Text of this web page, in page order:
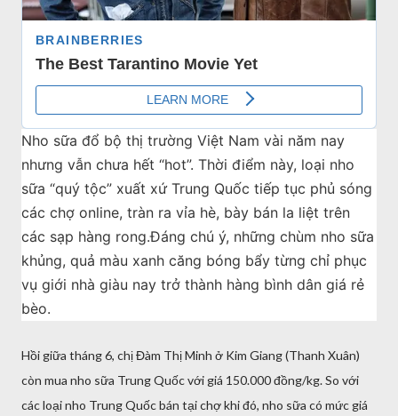
Nho sữa đổ bộ thị trường Việt Nam vài năm nay
nhưng vẫn chưa hết “hot”. Thời điểm này, loại nho
sữa “quý tộc” xuất xứ Trung Quốc tiếp tục phủ sóng
các chợ online, tràn ra vỉa hè, bày bán la liệt trên
các sạp hàng rong.Đáng chú ý, những chùm nho sữa
khủng, quả màu xanh căng bóng bẩy từng chỉ phục
vụ giới nhà giàu nay trở thành hàng bình dân giá rẻ
bèo.
Hồi giữa tháng 6, chị Đàm Thị Minh ở Kim Giang (Thanh Xuân)
còn mua nho sữa Trung Quốc với giá 150.000 đồng/kg. So với
các loại nho Trung Quốc bán tại chợ khi đó, nho sữa có mức giá